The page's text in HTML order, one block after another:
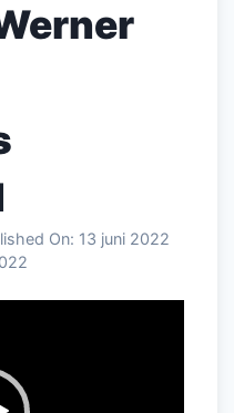
On: 13 juni 2022